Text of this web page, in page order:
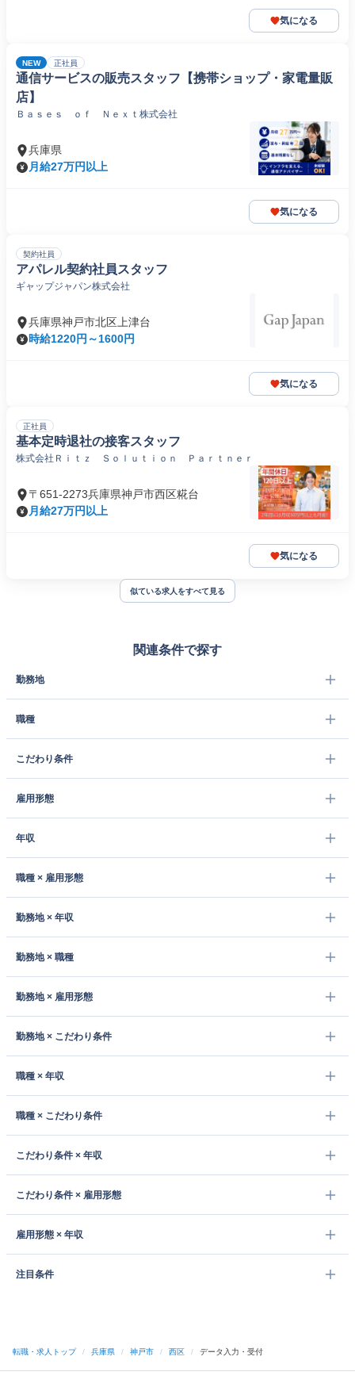
気になる
NEW 正社員
通信サービスの販売スタッフ【携帯ショップ・家電量販
店】
Ｂａｓｅｓ ｏｆ Ｎｅｘｔ株式会社
兵庫県
月給27万円以上
気になる
契約社員
アパレル契約社員スタッフ
ギャップジャパン株式会社
兵庫県神戸市北区上津台
時給1220円～1600円
気になる
正社員
基本定時退社の接客スタッフ
株式会社Ｒｉｔｚ Ｓｏｌｕｔｉｏｎ Ｐａｒｔｎｅｒ
〒651-2273兵庫県神戸市西区糀台
月給27万円以上
気になる
似ている求人をすべて見る
関連条件で探す
勤務地
職種
こだわり条件
雇用形態
年収
職種 × 雇用形態
勤務地 × 年収
勤務地 × 職種
勤務地 × 雇用形態
勤務地 × こだわり条件
職種 × 年収
職種 × こだわり条件
こだわり条件 × 年収
こだわり条件 × 雇用形態
雇用形態 × 年収
注目条件
転職・求人トップ / 兵庫県 / 神戸市 / 西区 / データ入力・受付